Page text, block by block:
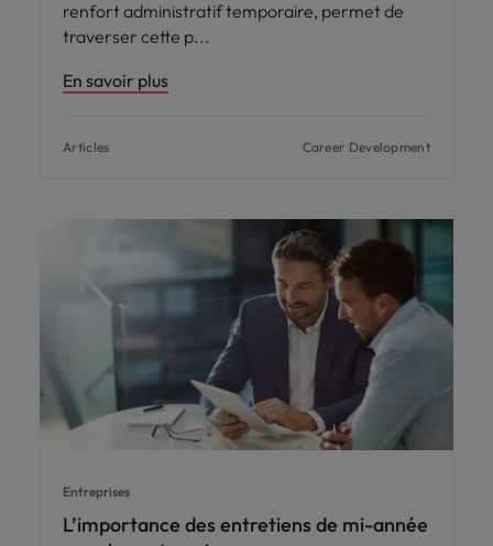
renfort administratif temporaire, permet de
traverser cette p
En savoir plus
Articles Career Development
Entreprises
L’importance des entretiens de mi-année